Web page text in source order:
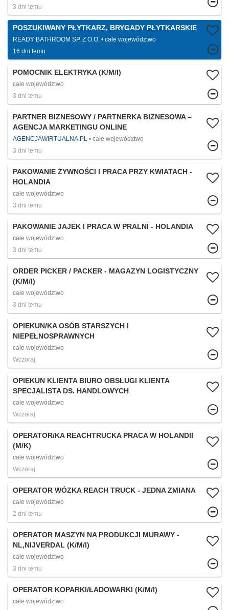
3 dni temu
POSZUKIWANY PŁYTKARZ, BRYGADY PŁYTKARSKIE
READY BATHROOM SP. Z O.O.
całe województwo
16 dni temu
POMOCNIK ELEKTRYKA (K/M/I)
całe województwo
3 dni temu
PARTNER BIZNESOWY / PARTNERKA BIZNESOWA –
AGENCJA MARKETINGU ONLINE
AGENCJAWIRTUALNA.PL
całe województwo
3 dni temu
PAKOWANIE ŻYWNOŚCI I PRACA PRZY KWIATACH -
HOLANDIA
całe województwo
3 dni temu
PAKOWANIE JAJEK I PRACA W PRALNI - HOLANDIA
całe województwo
3 dni temu
ORDER PICKER / PACKER - MAGAZYN LOGISTYCZNY
(K/M/I)
całe województwo
3 dni temu
OPIEKUN/KA OSÓB STARSZYCH I
NIEPEŁNOSPRAWNYCH
całe województwo
Wczoraj
OPIEKUN KLIENTA BIURO OBSŁUGI KLIENTA
SPECJALISTA DS. HANDLOWYCH
całe województwo
Wczoraj
OPERATOR/KA REACHTRUCKA PRACA W HOLANDII
(M/K)
całe województwo
Wczoraj
OPERATOR WÓZKA REACH TRUCK - JEDNA ZMIANA
całe województwo
2 dni temu
OPERATOR MASZYN NA PRODUKCJI MURAWY -
NL,NIJVERDAL (K/M/I)
całe województwo
3 dni temu
OPERATOR KOPARKI/ŁADOWARKI (K/M/I)
całe województwo